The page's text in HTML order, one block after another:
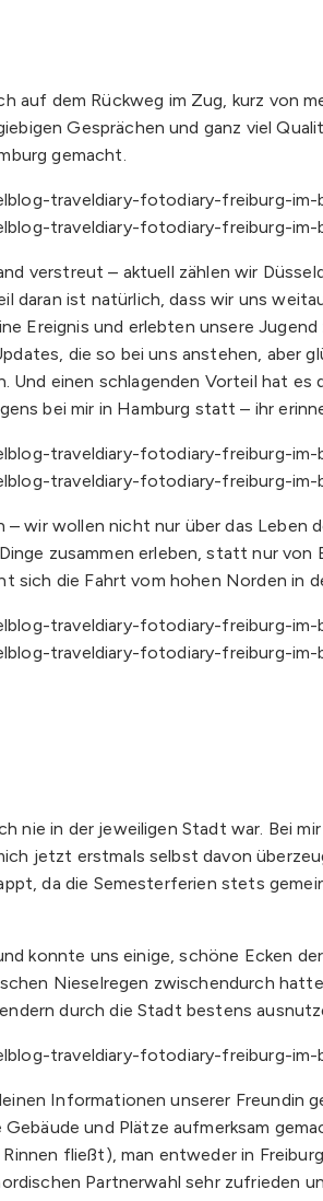
auf dem Rückweg im Zug, kurz von
Gesprächen und ganz viel
gemacht.
verstreut – aktuell zählen wir
daran ist natürlich, dass wir uns
Ereignis und erlebten unsere
die so bei uns anstehen, aber
einen schlagenden Vorteil hat
bei mir in Hamburg statt – ihr
wir wollen nicht nur über das
zusammen erleben, statt nur
die Fahrt vom hohen Norden in
in der jeweiligen Stadt war. Bei
jetzt erstmals selbst davon
da die Semesterferien stets
konnte uns einige, schöne Ecken
Nieselregen zwischendurch
durch die Stadt bestens
Informationen unserer Freundin
und Plätze aufmerksam
fließt), man entweder in
Partnerwahl sehr zufrieden